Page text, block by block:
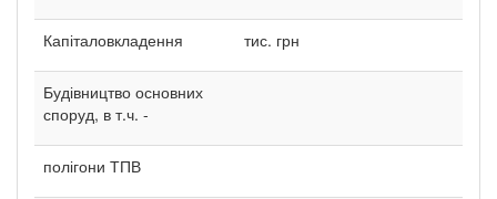
Капіталовкладення тис. грн
Будівництво основних
споруд, в т.ч. -
полігони ТПВ